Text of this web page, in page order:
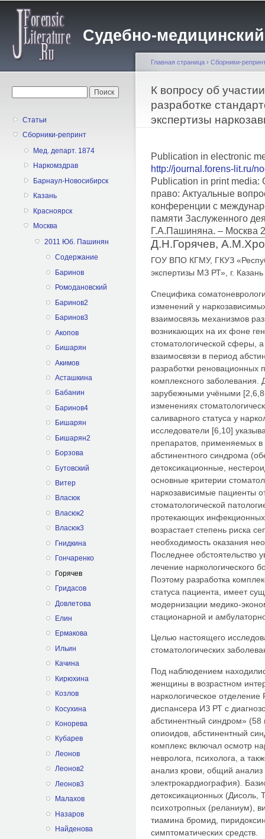
Судебно-
Статьи
Сборники-репринт
Мед. департ. 1874
Наркомздрав
Барнаул-Новосибирск
Казань
Красноярск
Москва
2011 Юб. Пашинян
Содержание
Баринов
Ромодановский
Баринов2
Баринов3
Акопов
Бишарян
Акимов
Асташкина
Бабанин
Баринов4
Бишарян
Бишарян2
Борзова
Бутовский
Витер
Власюк
Власюк2
Власюк3
Гнидкина
Гончаренко
Горячев
Гридасов
Довлетова
Елин
Ермакова
Ильин
Качина
Кирюхина
Козлов
Косухина
Конорева
Кубарев
Леонов
Леонов2
Леонов3
Малахов
Назаров
Найденова
Вы здесь
Главная страница › Сборники-
К вопросу об
разработке
экспертизы
Publication in electronic
http://journal.forens-lit.ru/
Publication in print media:
право: Актуальные
конференции с
памяти Заслуженного
Г.А.Пашиняна. – Москва
Д.Н.Горячев,
ГОУ ВПО КГМУ, ГКУЗ
экспертизы МЗ РТ», г. Казань
Специфика
изменений у
взаимосвязь механизмов
возникающих на их фоне
стоматологической сферы,
взаимосвязи в период
разработки реновационных
комплексного
зарубежными учёными
изменениях
саливарного статуса у
исследователи [6,10]
препаратов, применяемых в
абстинентного синдрома
детоксикационные,
основные критерии
наркозависимые пациенты
стоматологической
протекающих инфекционных
возрастает степень риска
необходимость оказания
Последнее обстоятельство
лечение наркологического
Поэтому разработка
статуса пациента, имеет
модернизации медико-
стационарной и
Целью настоящего
стоматологических
Под наблюдением
женщины в возрастном
наркологическое отделение
диспансера ИЗ РТ с
абстинентный синдром» (58
опиоидов, абстинентный
комплекс включал осмотр
невролога, психолога, а
анализ крови, общий
электрокардиография).
детоксикационных
психотропных (реланиум),
тиамина бромид,
симптоматических средств.